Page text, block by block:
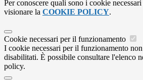
Per conoscere quali sono i cookie
visionare la COOKIE POLICY.
Cookie necessari per il funzionamento
I cookie necessari per il funzionamento non
disabilitati. È possibile consultare l'elenco
policy.